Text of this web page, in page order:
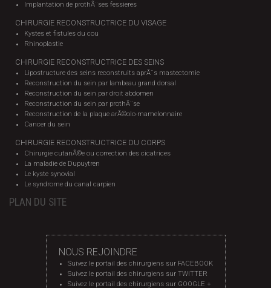
Implantation de prothÃ¨ses fessieres
CHIRURGIE RECONSTRUCTRICE DU VISAGE
Kystes et fistules du cou
Rhinoplastie
CHIRURGIE RECONSTRUCTRICE DES SEINS
Lipostructure des seins reconstruits aprÃ¨s mastectomie
Reconstruction du sein par lambeau grand dorsal
Reconstruction du sein par droit abdomen
Reconstruction du sein par prothÃ¨se
Reconstruction de la plaque arÃ©olo-mamelonnaire
Cancer du sein
CHIRURGIE RECONSTRUCTRICE DU CORPS
Chirurgie cutanÃ©e ou correction des cicatrices
La maladie de Dupuytren
Le kyste synovial
Le syndrome du canal carpien
PLAN DU SITE
NOUS REJOINDRE
Suivez le portail des chirurgiens sur FACEBOOK
Suivez le portail des chirurgiens sur TWITTER
Suivez le portail des chirurgiens sur GOOGLE +